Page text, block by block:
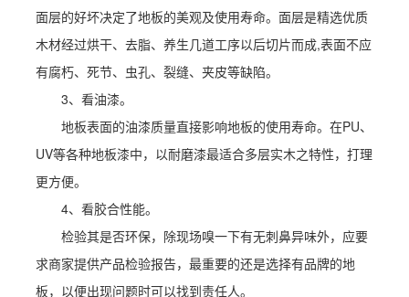
面层的好坏决定了地板的美观及使用寿命。面层是精选优质
木材经过烘干、去脂、养生几道工序以后切片而成,表面不应
有腐朽、死节、虫孔、裂缝、夹皮等缺陷。
3、看油漆。
地板表面的油漆质量直接影响地板的使用寿命。在PU、
UV等各种地板漆中，以耐磨漆最适合多层实木之特性，打理
更方便。
4、看胶合性能。
检验其是否环保，除现场嗅一下有无刺鼻异味外，应要
求商家提供产品检验报告，最重要的还是选择有品牌的地
板，以便出现问题时可以找到责任人。